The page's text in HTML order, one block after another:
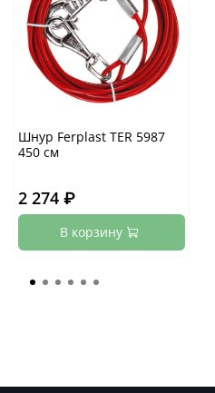
Шнур Ferplast TER 5987
450 см
2 274 ₽
В корзину